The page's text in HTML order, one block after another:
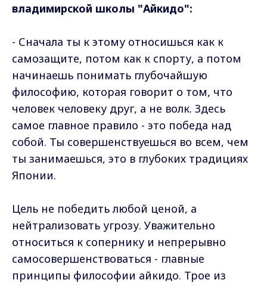
владимирской школы "Айкидо":
- Сначала ты к этому относишься как к
самозащите, потом как к спорту, а потом
начинаешь понимать глубочайшую
философию, которая говорит о том, что
человек человеку друг, а не волк. Здесь
самое главное правило - это победа над
собой. Ты совершенствуешься во всем, чем
ты занимаешься, это в глубоких традициях
Японии.
Цель не победить любой ценой, а
нейтрализовать угрозу. Уважительно
относиться к сопернику и непрерывно
самосовершенствоваться - главные
принципы философии айкидо. Трое из